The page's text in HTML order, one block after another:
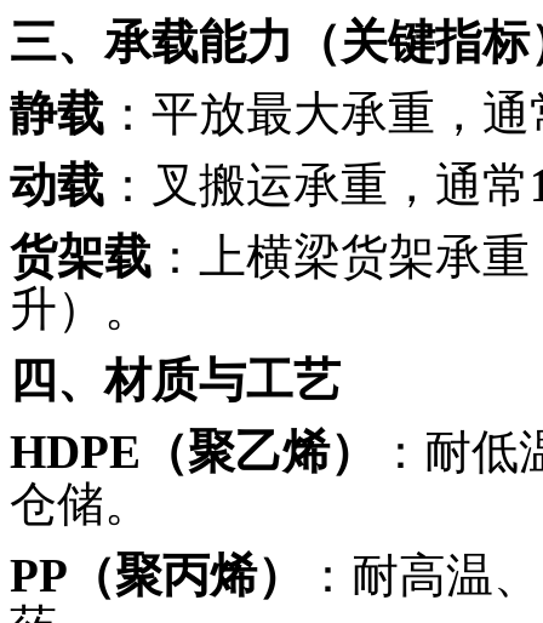
三、承载能力（关键指标
静载 ：平放最大承重，通
动载 ：叉搬运承重，通常
货架载 ：上横梁货架承
升）。
四、材质与工艺
HDPE （聚乙烯）
：耐
仓储。
PP （聚丙烯）
：耐高温